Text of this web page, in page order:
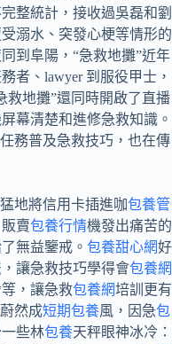
整統計，接收過吳磊和劉
溺水、突發心梗等情形的
到阜陽，“急救地攤”近年
者、lawyer 到服役甲士，
救地攤”還同時開啟了直播
幕清楚和進修急救知識。
務普及急救技巧，也在傳
地將信用卡插進咖包養管
賣包養行情機發出痛苦的
無益鑒戒。 包養甜心網好
讓急救技巧學得會包養網
，讓急救包養網培訓更有
然成短期包養風，因急包
些林包養天秤眼神冰冷：